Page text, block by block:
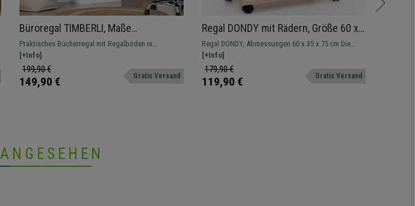
Büroregal TIMBERLI, Maße
60x26x158cm, mit Schublade und
mehreren Regalböden, MDF-Holz,
Farbe Weiß
Praktisches Bücherregal mit Regalböden in
verschiedenen Größen und einer geräumigen
Schublade, die reichlich Stauraum bietet.
[+Info]
199,90 €
149,90 € Gratis Versand
Regal DONDY mit Rädern, Größe 60 x
35 x 75 cm, Holz, Farbe Eiche
Regal DONDY, Abmessungen 60 x 35 x 75 cm Die
perfekte Lösung, um Ordnung zu halten, ohne den
Stil zu vergessen
[+Info]
179,90 €
119,90 € Gratis Versand
ANGESEHEN